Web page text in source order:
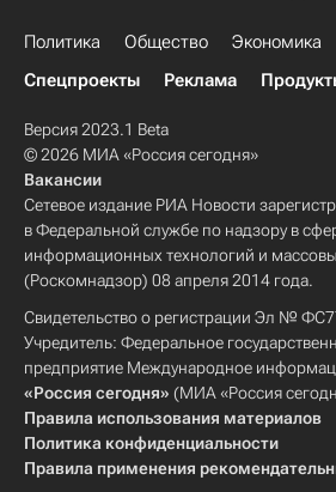
Политика Общество Экономика
Спецпроекты
Реклама
Версия 2023.1 Beta
© 2026 МИА «Россия сегодня»
Вакансии
Сетевое издание РИА Новости
в Федеральной службе по надзору в
информационных технологий и
(Роскомнадзор) 08 апреля 2014 года.
Свидетельство о регистрации Эл №
Учредитель: Федеральное
предприятие Международное
«Россия сегодня» (МИА «Россия
Правила использования материалов
Политика конфиденциальности
Правила применения